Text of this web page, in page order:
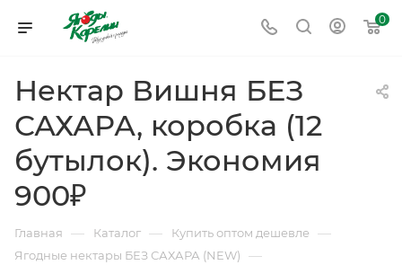
0
Нектар Вишня БЕЗ
САХАРА, коробка (12
бутылок). Экономия
900₽
Главная — Каталог — Купить оптом дешевле —
Ягодные нектары БЕЗ САХАРА (NEW) —